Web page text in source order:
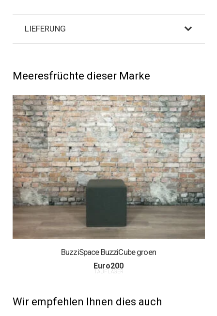
LIEFERUNG
Meeresfrüchte dieser Marke
BuzziSpace BuzziCube groen
Euro200
1 AUF LAGER
Wir empfehlen Ihnen dies auch